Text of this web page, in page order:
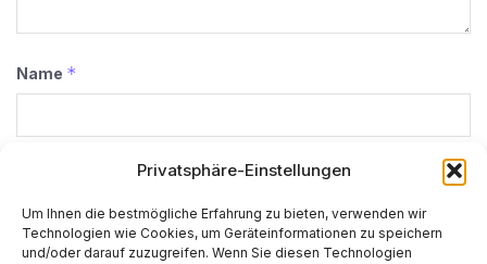
Privatsphäre-Einstellungen
Um Ihnen die bestmögliche Erfahrung zu bieten, verwenden wir
Technologien wie Cookies, um Geräteinformationen zu speichern
und/oder darauf zuzugreifen. Wenn Sie diesen Technologien
Name *
E-Mail-Adresse*